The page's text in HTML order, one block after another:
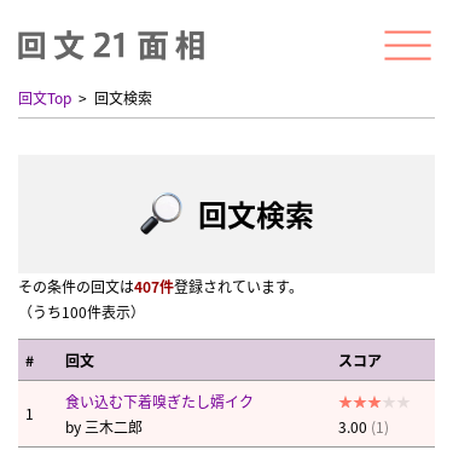
回文Top 回文検索
回文検索
その条件の回文は407件登録されています。
（うち100件表示）
# 回文 スコア
1
食い込む下着嗅ぎたし婿イク
by 三木二郎 3.00 (1)